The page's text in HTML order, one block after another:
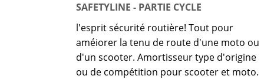
SAFETYLINE - PARTIE CYCLE
l'esprit sécurité routière! Tout pour
améiorer la tenu de route d'une moto ou
d'un scooter. Amortisseur type d'origine
ou de compétition pour scooter et moto.